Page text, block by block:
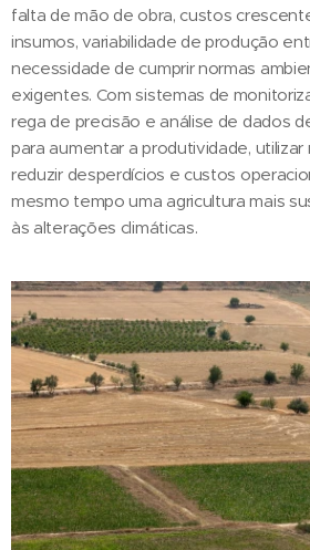
falta de mão de obra, custos
insumos, variabilidade de produção
necessidade de cumprir normas
exigentes. Com sistemas de
rega de precisão e análise de dados
para aumentar a produtividade, utilizar
reduzir desperdícios e custos
mesmo tempo uma agricultura mais
às alterações climáticas.